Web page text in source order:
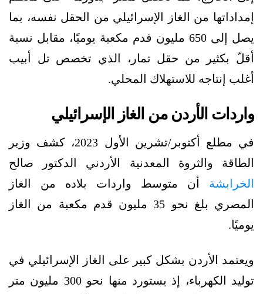
إمداداتها من الغاز الإسرائيلي من الحقل نفسه، بما
يصل إلى 650 مليون قدم مكعبة يوميًا، مقابل نسبة
أقلّ بكثير من حقل تمار، الذي تخصص تل أبيب
أغلب إنتاجه للاستهلاك المحلي.
واردات الأردن من الغاز الإسرائيلي
في مطلع أكتوبر/تشرين الأول 2023، كشف وزير
الطاقة والثروة المعدنية الأردني الدكتور صالح
الخرابشة أن متوسط واردات بلاده من الغاز
المصري بلغ نحو 35 مليون قدم مكعبة من الغاز
يوميًا.
ويعتمد الأردن بشكل كبير على الغاز الإسرائيلي في
توليد الكهرباء، إذ يستورد منها نحو 300 مليون متر